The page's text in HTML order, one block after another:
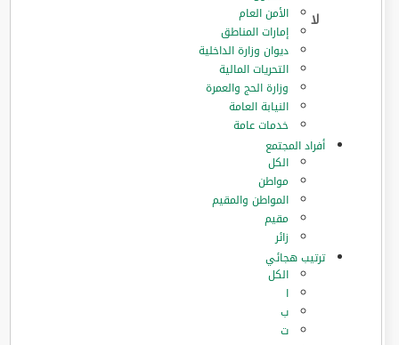
الأمن العام
إمارات المناطق
ديوان وزارة الداخلية
التحريات المالية
وزارة الحج والعمرة
النيابة العامة
خدمات عامة
أفراد المجتمع
الكل
مواطن
المواطن والمقيم
مقيم
زائر
ترتيب هجائي
الكل
ا
ب
ت